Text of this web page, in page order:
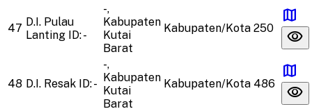
47 D.I. Pulau
Lanting ID: -
-,
Kabupaten
Kutai
Barat
Kabupaten/Kota 250
map
visibility
48 D.I. Resak ID: -
-,
Kabupaten
Kutai
Barat
Kabupaten/Kota 486
map
visibility